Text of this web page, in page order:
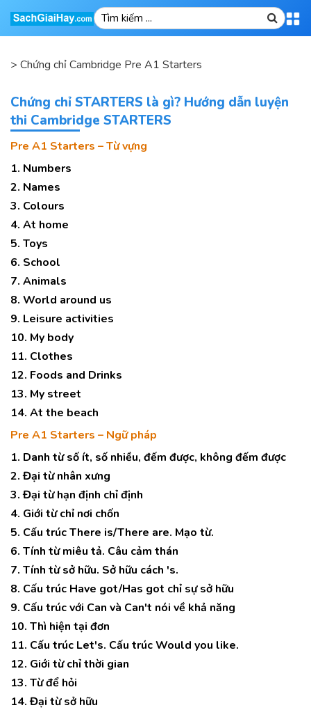
> Chứng chỉ Cambridge Pre A1 Starters
Chứng chỉ STARTERS là gì? Hướng dẫn luyện
thi Cambridge STARTERS
Pre A1 Starters – Từ vựng
1. Numbers
2. Names
3. Colours
4. At home
5. Toys
6. School
7. Animals
8. World around us
9. Leisure activities
10. My body
11. Clothes
12. Foods and Drinks
13. My street
14. At the beach
Pre A1 Starters – Ngữ pháp
1. Danh từ số ít, số nhiều, đếm được, không đếm được
2. Đại từ nhân xưng
3. Đại từ hạn định chỉ định
4. Giới từ chỉ nơi chốn
5. Cấu trúc There is/There are. Mạo từ.
6. Tính từ miêu tả. Câu cảm thán
7. Tính từ sở hữu. Sở hữu cách 's.
8. Cấu trúc Have got/Has got chỉ sự sở hữu
9. Cấu trúc với Can và Can't nói về khả năng
10. Thì hiện tại đơn
11. Cấu trúc Let's. Cấu trúc Would you like.
12. Giới từ chỉ thời gian
13. Từ để hỏi
14. Đại từ sở hữu